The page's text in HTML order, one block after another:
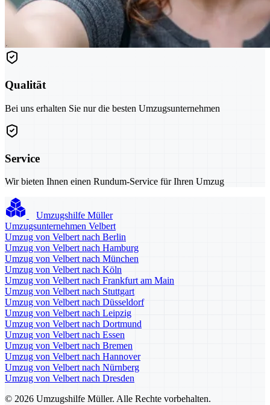
Qualität
Bei uns erhalten Sie nur die besten Umzugsunternehmen
Service
Wir bieten Ihnen einen Rundum-Service für Ihren Umzug
Umzugshilfe Müller
Umzugsunternehmen Velbert
Umzug von Velbert nach Berlin
Umzug von Velbert nach Hamburg
Umzug von Velbert nach München
Umzug von Velbert nach Köln
Umzug von Velbert nach Frankfurt am Main
Umzug von Velbert nach Stuttgart
Umzug von Velbert nach Düsseldorf
Umzug von Velbert nach Leipzig
Umzug von Velbert nach Dortmund
Umzug von Velbert nach Essen
Umzug von Velbert nach Bremen
Umzug von Velbert nach Hannover
Umzug von Velbert nach Nürnberg
Umzug von Velbert nach Dresden
© 2026 Umzugshilfe Müller. Alle Rechte vorbehalten.